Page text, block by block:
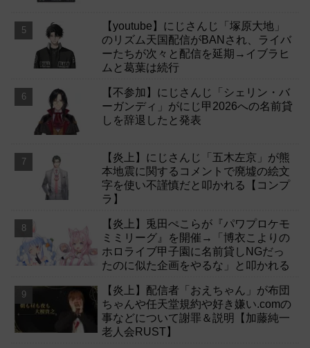
【youtube】にじさんじ「塚原大地」
のリズム天国配信がBANされ、ライバ
ーたちが次々と配信を延期→イブラヒ
ムと葛葉は続行
【不参加】にじさんじ「シェリン・バ
ーガンディ」がにじ甲2026への名前貸
しを辞退したと発表
【炎上】にじさんじ「五木左京」が熊
本地震に関するコメントで廃墟の絵文
字を使い不謹慎だと叩かれる【コンプ
ラ】
【炎上】兎田ぺこらが『パワプロケモ
ミミリーグ』を開催→「博衣こよりの
ホロライブ甲子園に名前貸しNGだっ
たのに似た企画をやるな」と叩かれる
【炎上】配信者「おえちゃん」が布団
ちゃんや任天堂規約や好き嫌い.comの
事などについて謝罪＆説明【加藤純一
老人会RUST】